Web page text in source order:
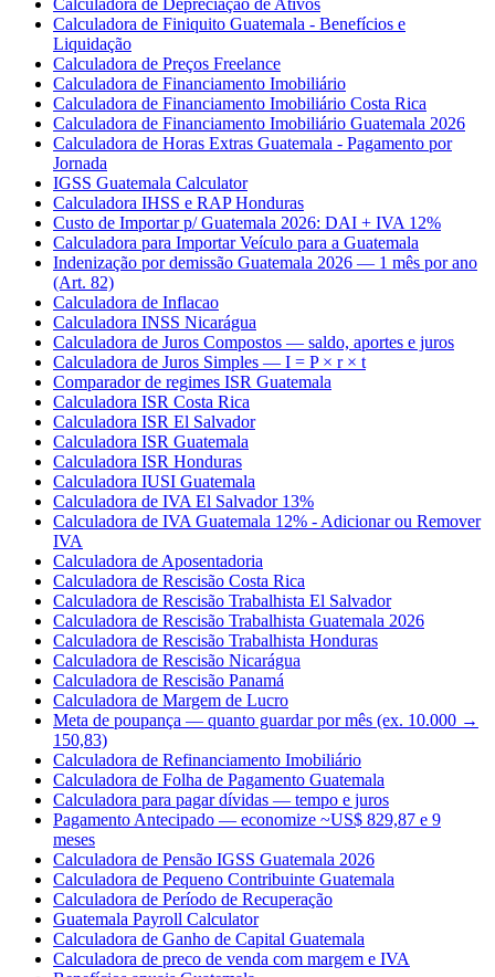
Calculadora de Depreciação de Ativos
Calculadora de Finiquito Guatemala - Benefícios e
Liquidação
Calculadora de Preços Freelance
Calculadora de Financiamento Imobiliário
Calculadora de Financiamento Imobiliário Costa Rica
Calculadora de Financiamento Imobiliário Guatemala 2026
Calculadora de Horas Extras Guatemala - Pagamento por
Jornada
IGSS Guatemala Calculator
Calculadora IHSS e RAP Honduras
Custo de Importar p/ Guatemala 2026: DAI + IVA 12%
Calculadora para Importar Veículo para a Guatemala
Indenização por demissão Guatemala 2026 — 1 mês por ano
(Art. 82)
Calculadora de Inflacao
Calculadora INSS Nicarágua
Calculadora de Juros Compostos — saldo, aportes e juros
Calculadora de Juros Simples — I = P × r × t
Comparador de regimes ISR Guatemala
Calculadora ISR Costa Rica
Calculadora ISR El Salvador
Calculadora ISR Guatemala
Calculadora ISR Honduras
Calculadora IUSI Guatemala
Calculadora de IVA El Salvador 13%
Calculadora de IVA Guatemala 12% - Adicionar ou Remover
IVA
Calculadora de Aposentadoria
Calculadora de Rescisão Costa Rica
Calculadora de Rescisão Trabalhista El Salvador
Calculadora de Rescisão Trabalhista Guatemala 2026
Calculadora de Rescisão Trabalhista Honduras
Calculadora de Rescisão Nicarágua
Calculadora de Rescisão Panamá
Calculadora de Margem de Lucro
Meta de poupança — quanto guardar por mês (ex. 10.000 →
150,83)
Calculadora de Refinanciamento Imobiliário
Calculadora de Folha de Pagamento Guatemala
Calculadora para pagar dívidas — tempo e juros
Pagamento Antecipado — economize ~US$ 829,87 e 9
meses
Calculadora de Pensão IGSS Guatemala 2026
Calculadora de Pequeno Contribuinte Guatemala
Calculadora de Período de Recuperação
Guatemala Payroll Calculator
Calculadora de Ganho de Capital Guatemala
Calculadora de preco de venda com margem e IVA